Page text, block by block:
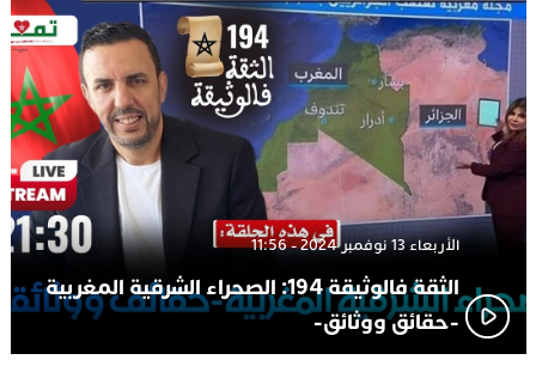
الأربعاء 13 نوفمبر 2024 - 11:56
الثقة فالوثيقة 194: الصحراء الشرقية المغربية
-حقائق ووثائق-